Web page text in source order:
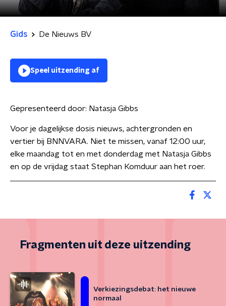
Gids De Nieuws BV
Speel uitzending af
Gepresenteerd door: Natasja Gibbs
Voor je dagelijkse dosis nieuws, achtergronden en
vertier bij BNNVARA. Niet te missen, vanaf 12:00 uur,
elke maandag tot en met donderdag met Natasja Gibbs
en op de vrijdag staat Stephan Komduur aan het roer.
Fragmenten uit deze uitzending
Verkiezingsdebat: het nieuwe
normaal